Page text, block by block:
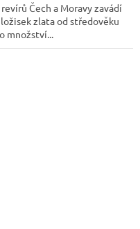
Čech a Moravy zavádí
zlata od středověku
množství...